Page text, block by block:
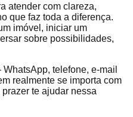
atender com clareza,
que faz toda a diferença.
imóvel, iniciar um
sobre possibilidades,
telefone, e-mail
realmente se importa com
te ajudar nessa